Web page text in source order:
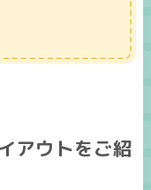
アウトをご紹